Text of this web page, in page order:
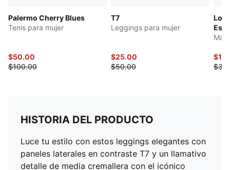
Palermo Cherry Blues
Tenis para mujer
$50.00
$100.00
T7
Leggings para mujer
$25.00
$50.00
HISTORIA DEL PRODUCTO
Luce tu estilo con estos leggings elegantes con
paneles laterales en contraste T7 y un llamativo
detalle de media cremallera con el icónico